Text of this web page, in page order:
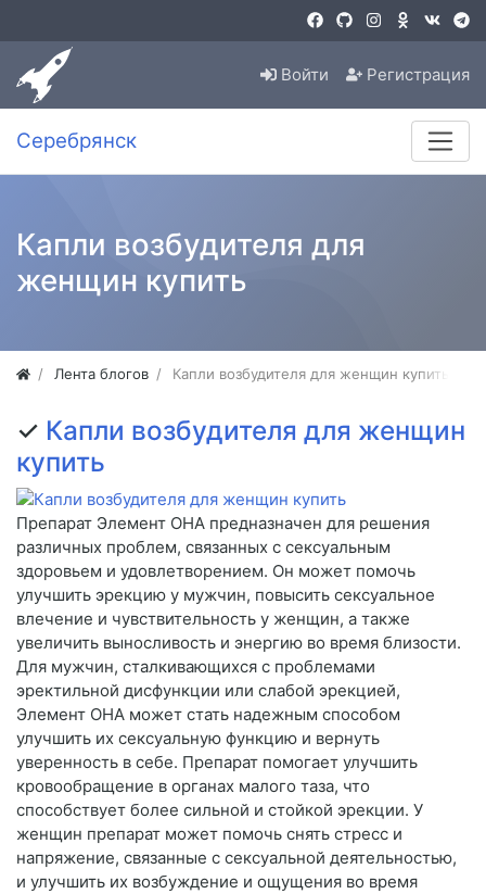
Войти Регистрация
Серебрянск
Капли возбудителя для
женщин купить
Лента блогов Капли возбудителя для женщин купить
✓ Капли возбудителя для женщин
купить
Препарат Элемент ОНА предназначен для решения
различных проблем, связанных с сексуальным
здоровьем и удовлетворением. Он может помочь
улучшить эрекцию у мужчин, повысить сексуальное
влечение и чувствительность у женщин, а также
увеличить выносливость и энергию во время близости.
Для мужчин, сталкивающихся с проблемами
эректильной дисфункции или слабой эрекцией,
Элемент ОНА может стать надежным способом
улучшить их сексуальную функцию и вернуть
уверенность в себе. Препарат помогает улучшить
кровообращение в органах малого таза, что
способствует более сильной и стойкой эрекции. У
женщин препарат может помочь снять стресс и
напряжение, связанные с сексуальной деятельностью,
и улучшить их возбуждение и ощущения во время